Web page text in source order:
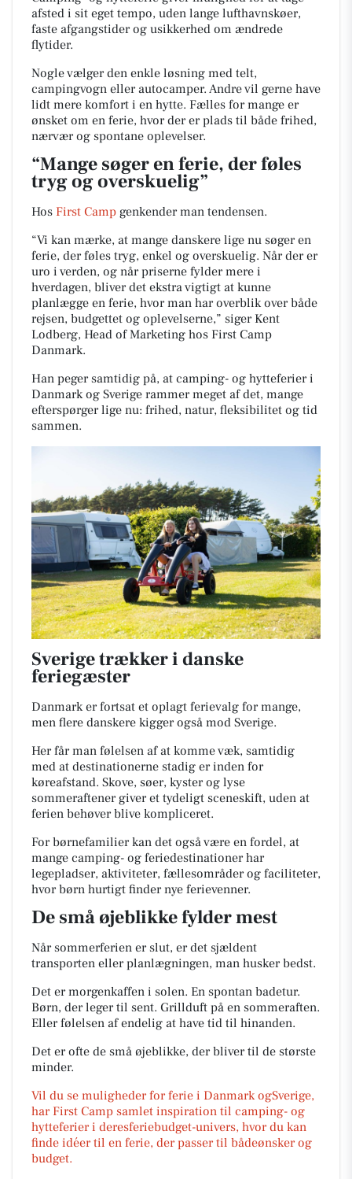
afsted i sit eget tempo, uden lange lufthavnskøer,
faste afgangstider og usikkerhed om ændrede
flytider.
Nogle vælger den enkle løsning med telt,
campingvogn eller autocamper. Andre vil gerne have
lidt mere komfort i en hytte. Fælles for mange er
ønsket om en ferie, hvor der er plads til både frihed,
nærvær og spontane oplevelser.
“Mange søger en ferie, der føles
tryg og overskuelig”
Hos First Camp genkender man tendensen.
“Vi kan mærke, at mange danskere lige nu søger en
ferie, der føles tryg, enkel og overskuelig. Når der er
uro i verden, og når priserne fylder mere i
hverdagen, bliver det ekstra vigtigt at kunne
planlægge en ferie, hvor man har overblik over både
rejsen, budgettet og oplevelserne,” siger Kent
Lodberg, Head of Marketing hos First Camp
Danmark.
Han peger samtidig på, at camping- og hytteferier i
Danmark og Sverige rammer meget af det, mange
efterspørger lige nu: frihed, natur, fleksibilitet og tid
sammen.
Sverige trækker i danske
feriegæster
Danmark er fortsat et oplagt ferievalg for mange,
men flere danskere kigger også mod Sverige.
Her får man følelsen af at komme væk, samtidig
med at destinationerne stadig er inden for
køreafstand. Skove, søer, kyster og lyse
sommeraftener giver et tydeligt sceneskift, uden at
ferien behøver blive kompliceret.
For børnefamilier kan det også være en fordel, at
mange camping- og feriedestinationer har
legepladser, aktiviteter, fællesområder og faciliteter,
hvor børn hurtigt finder nye ferievenner.
De små øjeblikke fylder mest
Når sommerferien er slut, er det sjældent
transporten eller planlægningen, man husker bedst.
Det er morgenkaffen i solen. En spontan badetur.
Børn, der leger til sent. Grillduft på en sommeraften.
Eller følelsen af endelig at have tid til hinanden.
Det er ofte de små øjeblikke, der bliver til de største
minder.
Vil du se muligheder for ferie i Danmark ogSverige,
har First Camp samlet inspiration til camping- og
hytteferier i deresferiebudget-univers, hvor du kan
finde idéer til en ferie, der passer til bådeønsker og
budget.